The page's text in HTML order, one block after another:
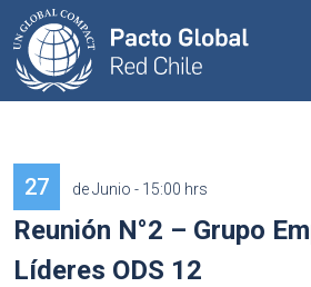
27 de Junio - 15:00 hrs
Reunión N°2 – Grupo
Líderes ODS 12